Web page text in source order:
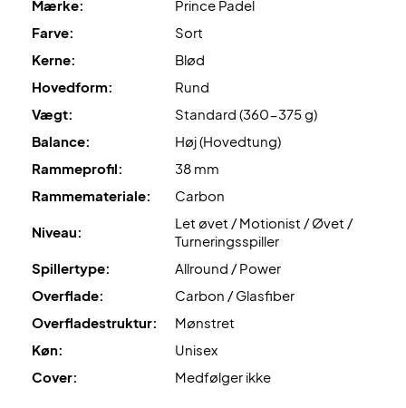
V Coreer teknologien bag broens v-konstruktion. Denne
v-konstruktion giver battet en bedre stabilitet samt giver
Antivibration Handle System (AHS)er det antivibrations-
system, der er inkorporeret i grebet, hvilket forbedre
grebets vibrationsdæmpende effekt.
OBS:Leveres uden cover
Farve: Sort, blå og orange med røde detaljer!
Mærke:
Prince Padel
Farve:
Sort
Kerne:
Blød
Hovedform:
Rund
Vægt:
Standard (360-375 g)
Balance:
Høj (Hovedtung)
Rammeprofil:
38 mm
Rammemateriale:
Carbon
Niveau:
Let øvet / Motionist / Øvet /
Turneringsspiller
Spillertype:
Allround / Power
Overflade:
Carbon / Glasfiber
Overfladestruktur:
Mønstret
Køn:
Unisex
Cover:
Medfølger ikke